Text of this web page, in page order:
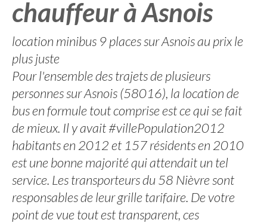
chauffeur à Asnois
location minibus 9 places sur Asnois au prix le
plus juste
Pour l'ensemble des trajets de plusieurs
personnes sur Asnois (58016), la location de
bus en formule tout comprise est ce qui se fait
de mieux. Il y avait #villePopulation2012
habitants en 2012 et 157 résidents en 2010
est une bonne majorité qui attendait un tel
service. Les transporteurs du 58 Nièvre sont
responsables de leur grille tarifaire. De votre
point de vue tout est transparent, ces